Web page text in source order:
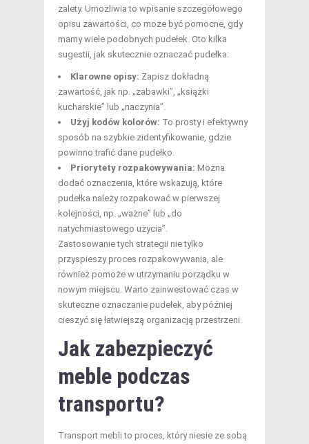
zalety. Umożliwia to wpisanie szczegółowego
opisu zawartości, co może być pomocne, gdy
mamy wiele podobnych pudełek. Oto kilka
sugestii, jak skutecznie oznaczać pudełka:
Klarowne opisy: Zapisz dokładną
zawartość, jak np. „zabawki”, „książki
kucharskie” lub „naczynia”.
Użyj kodów kolorów: To prosty i efektywny
sposób na szybkie zidentyfikowanie, gdzie
powinno trafić dane pudełko.
Priorytety rozpakowywania: Można
dodać oznaczenia, które wskazują, które
pudełka należy rozpakować w pierwszej
kolejności, np. „ważne” lub „do
natychmiastowego użycia”.
Zastosowanie tych strategii nie tylko
przyspieszy proces rozpakowywania, ale
również pomoże w utrzymaniu porządku w
nowym miejscu. Warto zainwestować czas w
skuteczne oznaczanie pudełek, aby później
cieszyć się łatwiejszą organizacją przestrzeni.
Jak zabezpieczyć
meble podczas
transportu?
Transport mebli to proces, który niesie ze sobą